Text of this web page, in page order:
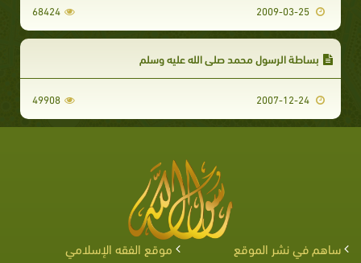
68424
بساطة الرسول محمد صلى الله عليه وسلم
49908
ساهم في نشر الموقع موقع الفقه الإسلامي